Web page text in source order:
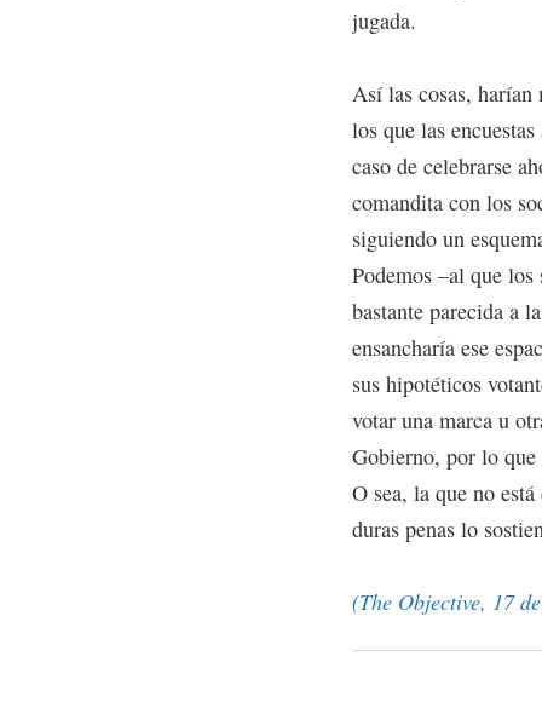
jugada.
Así las cosas,
los que las
caso de celebrarse
comandita con los
siguiendo un
Podemos –al que los
bastante parecida a
ensancharía ese
sus hipotéticos
votar una marca u
Gobierno, por lo
O sea, la que no
duras penas lo
(The Objective, 17